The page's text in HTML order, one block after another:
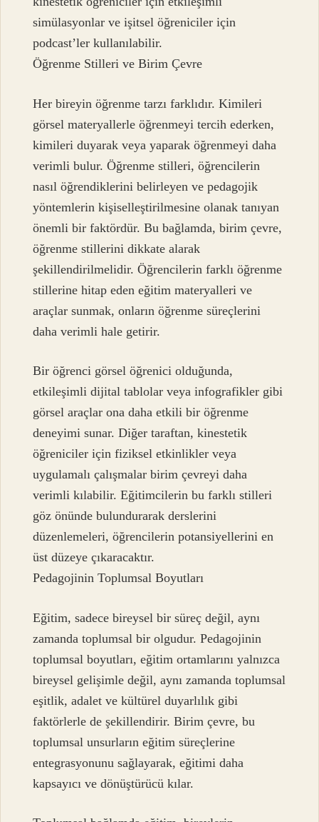
simülasyonlar ve işitsel öğreniciler için
podcast’ler kullanılabilir.
Öğrenme Stilleri ve Birim Çevre
Her bireyin öğrenme tarzı farklıdır. Kimileri
görsel materyallerle öğrenmeyi tercih ederken,
kimileri duyarak veya yaparak öğrenmeyi daha
verimli bulur. Öğrenme stilleri, öğrencilerin
nasıl öğrendiklerini belirleyen ve pedagojik
yöntemlerin kişiselleştirilmesine olanak tanıyan
önemli bir faktördür. Bu bağlamda, birim çevre,
öğrenme stillerini dikkate alarak
şekillendirilmelidir. Öğrencilerin farklı öğrenme
stillerine hitap eden eğitim materyalleri ve
araçlar sunmak, onların öğrenme süreçlerini
daha verimli hale getirir.
Bir öğrenci görsel öğrenici olduğunda,
etkileşimli dijital tablolar veya infografikler gibi
görsel araçlar ona daha etkili bir öğrenme
deneyimi sunar. Diğer taraftan, kinestetik
öğreniciler için fiziksel etkinlikler veya
uygulamalı çalışmalar birim çevreyi daha
verimli kılabilir. Eğitimcilerin bu farklı stilleri
göz önünde bulundurarak derslerini
düzenlemeleri, öğrencilerin potansiyellerini en
üst düzeye çıkaracaktır.
Pedagojinin Toplumsal Boyutları
Eğitim, sadece bireysel bir süreç değil, aynı
zamanda toplumsal bir olgudur. Pedagojinin
toplumsal boyutları, eğitim ortamlarını yalnızca
bireysel gelişimle değil, aynı zamanda toplumsal
eşitlik, adalet ve kültürel duyarlılık gibi
faktörlerle de şekillendirir. Birim çevre, bu
toplumsal unsurların eğitim süreçlerine
entegrasyonunu sağlayarak, eğitimi daha
kapsayıcı ve dönüştürücü kılar.